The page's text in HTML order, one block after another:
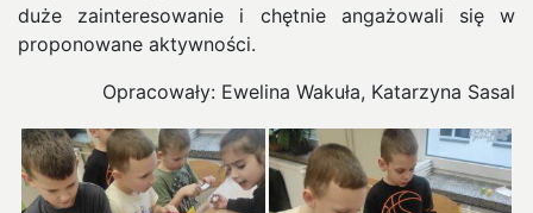
duże zainteresowanie i chętnie angażowali się w
proponowane aktywności.
Opracowały: Ewelina Wakuła, Katarzyna Sasal